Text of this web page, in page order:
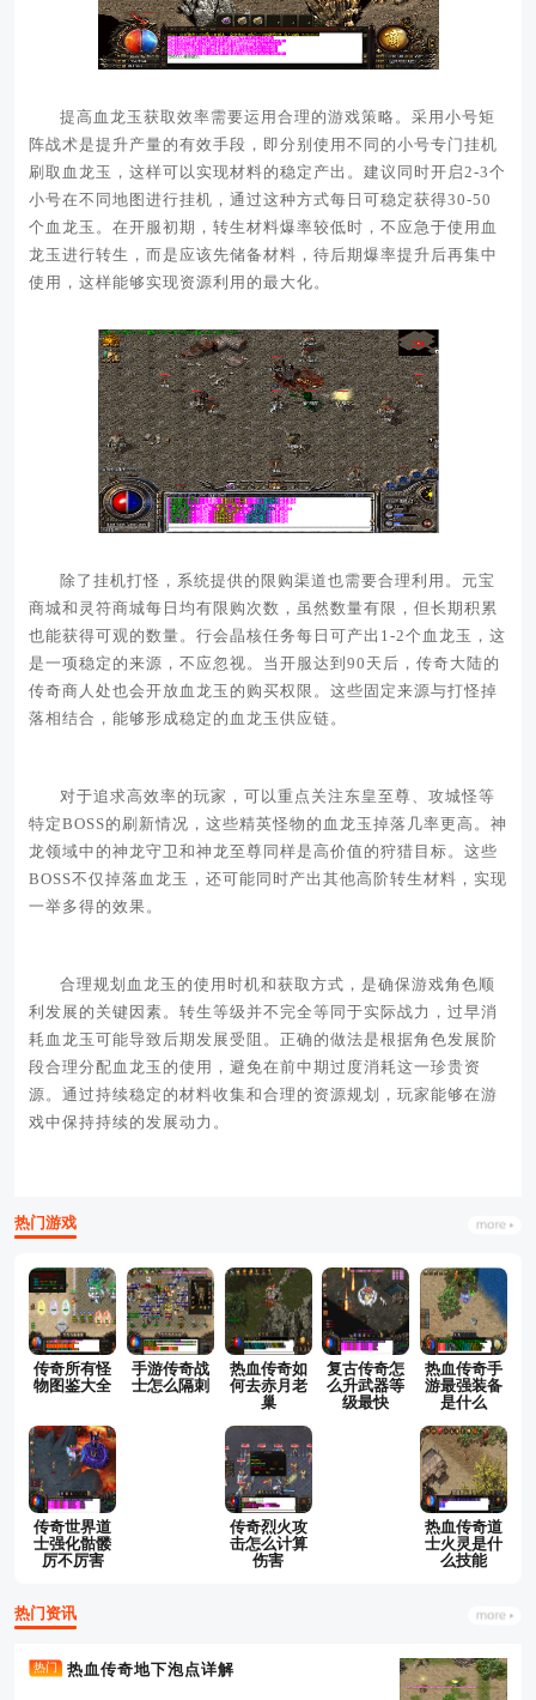
提高血龙玉获取效率需要运用合理的游戏策略。采用小号矩
阵战术是提升产量的有效手段，即分别使用不同的小号专门挂机
刷取血龙玉，这样可以实现材料的稳定产出。建议同时开启2-3个
小号在不同地图进行挂机，通过这种方式每日可稳定获得30-50
个血龙玉。在开服初期，转生材料爆率较低时，不应急于使用血
龙玉进行转生，而是应该先储备材料，待后期爆率提升后再集中
使用，这样能够实现资源利用的最大化。
除了挂机打怪，系统提供的限购渠道也需要合理利用。元宝
商城和灵符商城每日均有限购次数，虽然数量有限，但长期积累
也能获得可观的数量。行会晶核任务每日可产出1-2个血龙玉，这
是一项稳定的来源，不应忽视。当开服达到90天后，传奇大陆的
传奇商人处也会开放血龙玉的购买权限。这些固定来源与打怪掉
落相结合，能够形成稳定的血龙玉供应链。
对于追求高效率的玩家，可以重点关注东皇至尊、攻城怪等
特定BOSS的刷新情况，这些精英怪物的血龙玉掉落几率更高。神
龙领域中的神龙守卫和神龙至尊同样是高价值的狩猎目标。这些
BOSS不仅掉落血龙玉，还可能同时产出其他高阶转生材料，实现
一举多得的效果。
合理规划血龙玉的使用时机和获取方式，是确保游戏角色顺
利发展的关键因素。转生等级并不完全等同于实际战力，过早消
耗血龙玉可能导致后期发展受阻。正确的做法是根据角色发展阶
段合理分配血龙玉的使用，避免在前中期过度消耗这一珍贵资
源。通过持续稳定的材料收集和合理的资源规划，玩家能够在游
戏中保持持续的发展动力。
热门游戏
传奇所有怪
物图鉴大全
手游传奇战
士怎么隔刺
热血传奇如
何去赤月老
巢
复古传奇怎
么升武器等
级最快
热血传奇手
游最强装备
是什么
传奇世界道
士强化骷髅
厉不厉害
传奇烈火攻
击怎么计算
伤害
热血传奇道
士火灵是什
么技能
热门资讯
热门 热血传奇地下泡点详解